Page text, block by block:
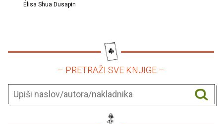
Élisa Shua Dusapin
– PRETRAŽI SVE KNJIGE –